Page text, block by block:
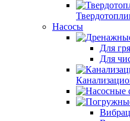
Насосы
Для
Для